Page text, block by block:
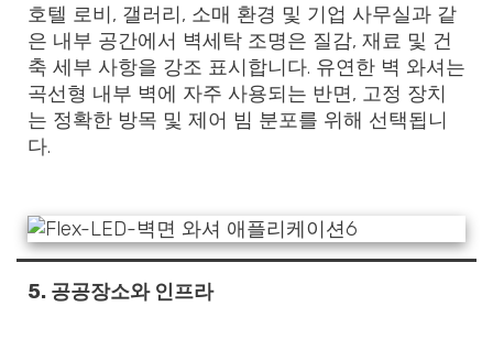
호텔 로비, 갤러리, 소매 환경 및 기업 사무실과 같
은 내부 공간에서 벽세탁 조명은 질감, 재료 및 건
축 세부 사항을 강조 표시합니다. 유연한 벽 와셔는
곡선형 내부 벽에 자주 사용되는 반면, 고정 장치
는 정확한 방목 및 제어 빔 분포를 위해 선택됩니
다.
5. 공공장소와 인프라